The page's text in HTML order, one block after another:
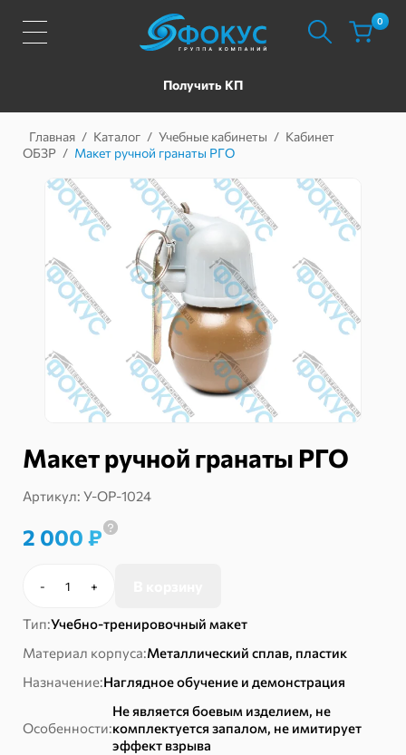
Получить КП
0
Главная / Каталог / Учебные кабинеты / Кабинет
ОБЗР / Макет ручной гранаты РГО
Макет ручной гранаты РГО
Артикул: У-ОР-1024
2 000 ₽
-
Количество
Макет
ручной
РГО
+
Тип:Учебно-тренировочный макет
Материал корпуса:Металлический сплав, пластик
Назначение:Наглядное обучение и демонстрация
Особенности:
Не является боевым изделием, не
комплектуется запалом, не имитирует
эффект взрыва